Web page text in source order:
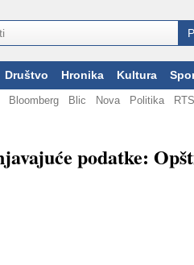
Društvo Hronika Kultura
Bloomberg Blic Nova Politika RTS
podatke: